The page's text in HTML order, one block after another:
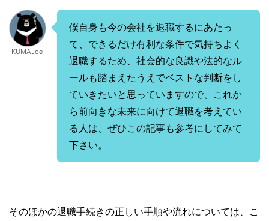
KUMAJoe
僕自身も今の会社を退職するにあたっ
て、できるだけ有利な条件で気持ちよく
退職するため、社会的な良識や法的なル
ールも踏まえたうえでベストな判断をし
ていきたいと思っていますので、これか
ら前向きな未来に向けて退職を考えてい
る人は、ぜひこの記事も参考にしてみて
下さい。
そのほかの退職手続きの正しい手順や流れについては、こ